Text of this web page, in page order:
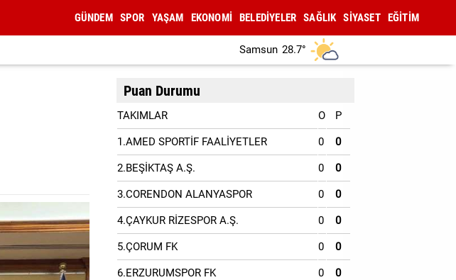
GÜNDEM SPOR YAŞAM EKONOMİ BELEDİYELER SAĞLIK SİYASET EĞİTİM
Samsun 28.7°
Puan Durumu
TAKIMLAR O P
1.AMED SPORTİF FAALİYETLER 0 0
2.BEŞİKTAŞ A.Ş. 0 0
3.CORENDON ALANYASPOR 0 0
4.ÇAYKUR RİZESPOR A.Ş. 0 0
5.ÇORUM FK 0 0
6.ERZURUMSPOR FK 0 0